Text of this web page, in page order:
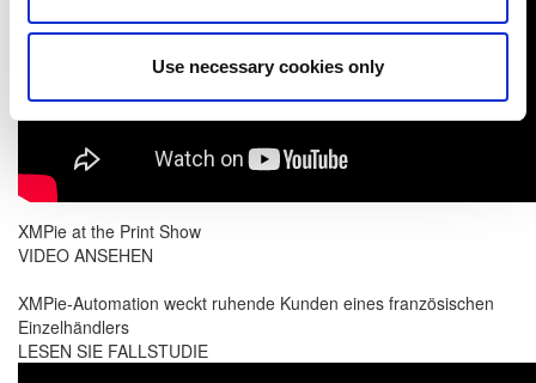
Use necessary cookies only
XMPie at the Print Show
VIDEO ANSEHEN
XMPie-Automation weckt ruhende Kunden eines französischen
Einzelhändlers
LESEN SIE FALLSTUDIE